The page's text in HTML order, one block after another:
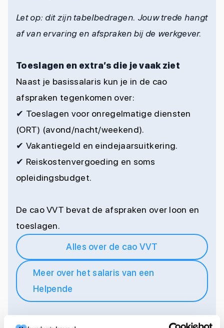
Let op: dit zijn tabelbedragen. Jouw trede hangt
af van ervaring en afspraken bij de werkgever.
Toeslagen en extra’s die je vaak ziet
Naast je basissalaris kun je in de cao
afspraken tegenkomen over:
✔ Toeslagen voor onregelmatige diensten
(ORT) (avond/nacht/weekend).
✔ Vakantiegeld en eindejaarsuitkering.
✔ Reiskostenvergoeding en soms
opleidingsbudget.
De cao VVT bevat de afspraken over loon en
toeslagen.
Alles over de cao VVT
Meer over het salaris van een
Helpende